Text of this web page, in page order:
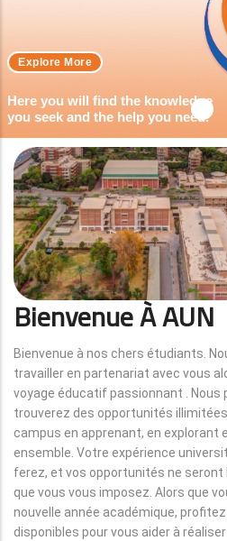
Here you will find the knowledge
you seek and the help you need.
Explore More
Bienvenue À AUN
Bienvenue à nos chers étudiants.
travailler en partenariat avec vous
voyage éducatif passionnant . Nous
trouverez des opportunités
campus en apprenant, en explorant
ensemble. Votre expérience
ferez, et vos opportunités ne
que vous vous imposez. Alors que
nouvelle année académique,
disponibles pour vous aider à